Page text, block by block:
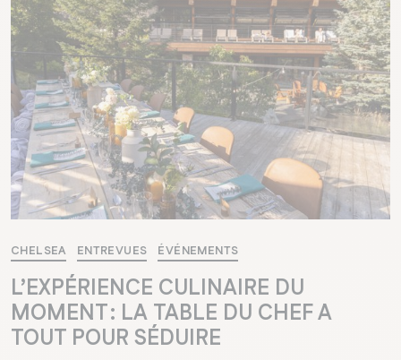
CHELSEA ENTREVUES ÉVÉNEMENTS
L’EXPÉRIENCE CULINAIRE DU
MOMENT : LA TABLE DU CHEF A
TOUT POUR SÉDUIRE